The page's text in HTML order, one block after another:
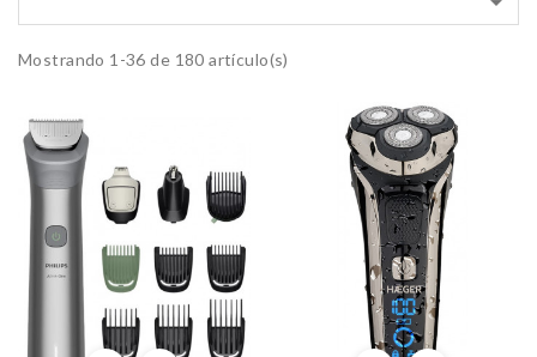
Mostrando 1-36 de 180 artículo(s)